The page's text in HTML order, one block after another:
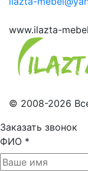
www.ilazta-
© 2008-2026
Заказать звонок
ФИО *